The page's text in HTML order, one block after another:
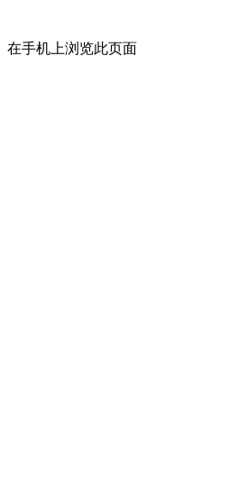
在手机上浏览此页面